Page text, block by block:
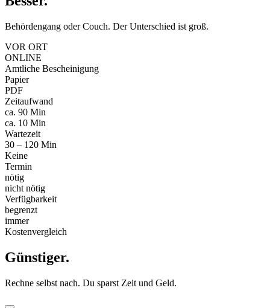
Behördengang oder Couch. Der Unterschied ist groß.
VOR ORT
ONLINE
Amtliche Bescheinigung
Papier
PDF
Zeitaufwand
ca. 90 Min
ca. 10 Min
Wartezeit
30 – 120 Min
Keine
Termin
nötig
nicht nötig
Verfügbarkeit
begrenzt
immer
Kostenvergleich
Günstiger.
Rechne selbst nach. Du sparst Zeit und Geld.